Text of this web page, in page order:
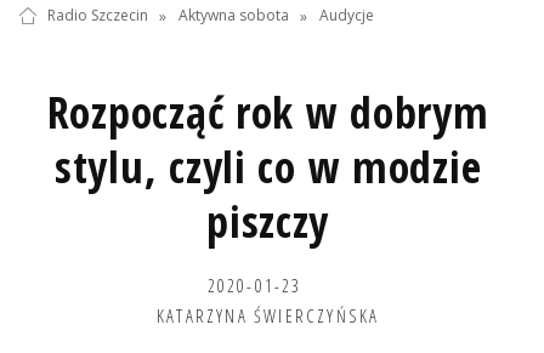
Radio Szczecin » Aktywna sobota » Audycje
Rozpocząć rok w dobrym
stylu, czyli co w modzie
piszczy
2020-01-23
KATARZYNA ŚWIERCZYŃSKA